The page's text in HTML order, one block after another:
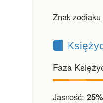
Znak
Faza
Jasność: